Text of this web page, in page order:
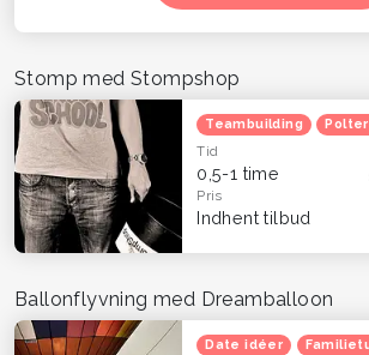
Stomp med Stompshop
Teambuilding
Tid
0,5-1 time
Pris
Indhent tilbud
Ballonflyvning med Dreamballoon
Date idéer